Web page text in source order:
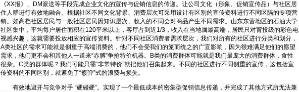
《XX报》、DM派送等手段完成企业文化的宣传与促销信息的传递。让公司文化（形象、促销宣传品）与社区居
住人群进行有效地融合。根据社区不同文化背景、消费层次可采用设计有区别的宣传资料进行不同区隔的专项营
销。如高档社区居民与一般社区居民因知识层次、收入的不同会对商品产生不同需求。山东东营地区的石油大学
社区集中，平均每户居住面积在120平米以上，客厅占到近1/3，收入在当地属最高端，居民只对背投级的彩色电
视感兴趣，这就需要投放相应的宣传资料。针对不同社区消费者需求层次，我们对所有的社区进行分类和划分，
A类社区的需求可能就是侧重于高端消费的，他们不会受我们的笼而统之的广宣影响，因为很难满足他们的愿望
需求，他们更不会和其他人一道来“赤膊”争抢特价机器。B类的消费群体可能就是我们最庞大的消费群体，食性
很杂。C类的群体呢？我们可能只需“非常特价”就把他们召集起来。不同的社区进行不同侧重的宣传，这包括宣
传资料的不同区别，就避免了“霰弹”式的浪费与损失。
有效地避开与竞争对手 “硬碰硬”。实现了一个最低成本的密集型促销信息传递，并完成了其他方式所无法兼